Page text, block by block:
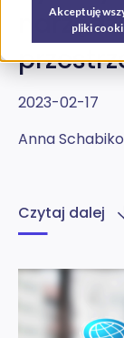
Akceptuję
pliki
2023-02-17
Anna
Czytaj dalej